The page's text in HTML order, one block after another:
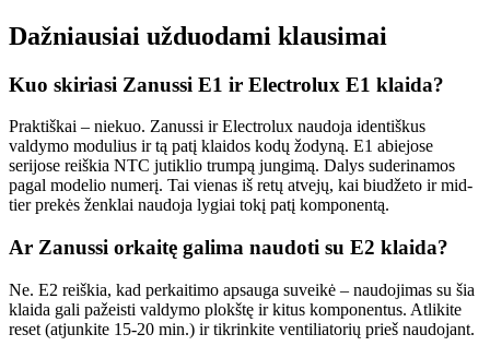
Dažniausiai užduodami klausimai
Kuo skiriasi Zanussi E1 ir Electrolux E1 klaida?
Praktiškai – niekuo. Zanussi ir Electrolux naudoja identiškus
valdymo modulius ir tą patį klaidos kodų žodyną. E1 abiejose
serijose reiškia NTC jutiklio trumpą jungimą. Dalys suderinamos
pagal modelio numerį. Tai vienas iš retų atvejų, kai biudžeto ir mid-
tier prekės ženklai naudoja lygiai tokį patį komponentą.
Ar Zanussi orkaitę galima naudoti su E2 klaida?
Ne. E2 reiškia, kad perkaitimo apsauga suveikė – naudojimas su šia
klaida gali pažeisti valdymo plokštę ir kitus komponentus. Atlikite
reset (atjunkite 15-20 min.) ir tikrinkite ventiliatorių prieš naudojant.